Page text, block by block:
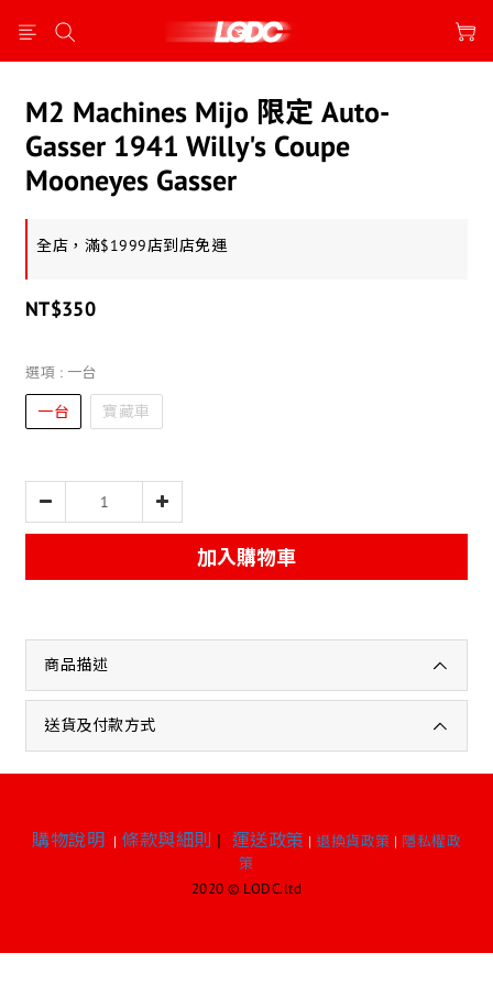
M2 Machines Mijo 限定 Auto-
Gasser 1941 Willy's Coupe
Mooneyes Gasser
全店，滿$1999店到店免運
NT$350
選項 : 一台
一台 寶藏車
加入購物車
商品描述
送貨及付款方式
購物說明 | 條款與細則 | 運送政策 | 退換貨政策 | 隱私權政
策
2020 © LODC.ltd